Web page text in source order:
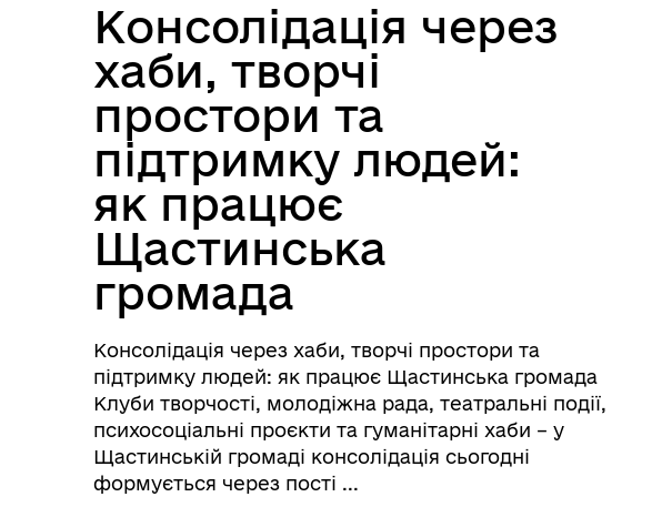
Четвер 09:00 - 18:00
П`ятниця
Субота
Неділя
Консолідація через
хаби, творчі
простори та
підтримку людей:
як працює
Щастинська
громада
Консолідація через хаби, творчі простори та
підтримку людей: як працює Щастинська громада
Клуби творчості, молодіжна рада, театральні події,
психосоціальні проєкти та гуманітарні хаби – у
Щастинській громаді консолідація сьогодні
формується через пості ...